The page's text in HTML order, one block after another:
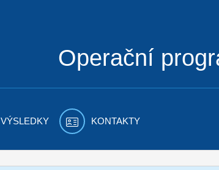
Operační
VÝSLEDKY KONTAKTY